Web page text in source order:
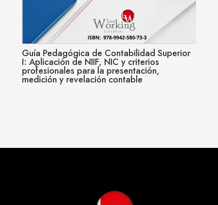
Guía Pedagógica de Contabilidad Superior
I: Aplicación de NIIF, NIC y criterios
profesionales para la presentación,
medición y revelación contable